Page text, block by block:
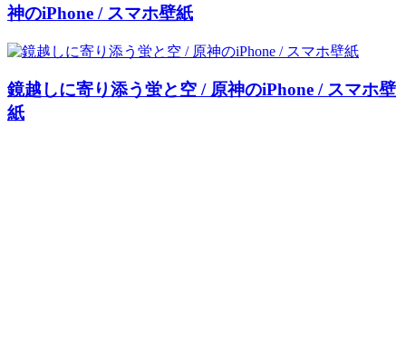
神のiPhone / スマホ壁紙
鏡越しに寄り添う蛍と空 / 原神のiPhone / スマホ壁
紙